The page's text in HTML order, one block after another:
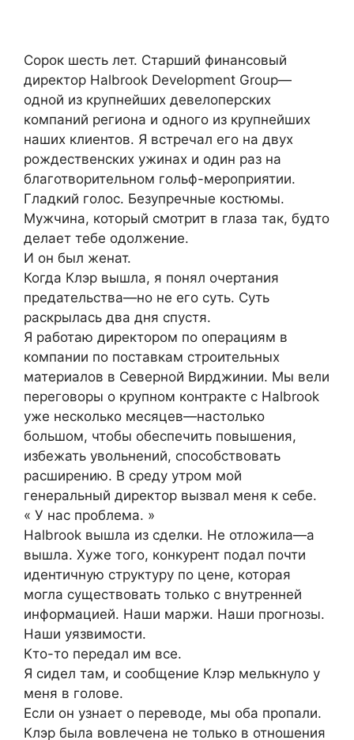
Сорок шесть лет. Старший финансовый
директор Halbrook Development Group—
одной из крупнейших девелоперских
компаний региона и одного из крупнейших
наших клиентов. Я встречал его на двух
рождественских ужинах и один раз на
благотворительном гольф-мероприятии.
Гладкий голос. Безупречные костюмы.
Мужчина, который смотрит в глаза так, будто
делает тебе одолжение.
И он был женат.
Когда Клэр вышла, я понял очертания
предательства—но не его суть. Суть
раскрылась два дня спустя.
Я работаю директором по операциям в
компании по поставкам строительных
материалов в Северной Вирджинии. Мы вели
переговоры о крупном контракте с Halbrook
уже несколько месяцев—настолько
большом, чтобы обеспечить повышения,
избежать увольнений, способствовать
расширению. В среду утром мой
генеральный директор вызвал меня к себе.
« У нас проблема. »
Halbrook вышла из сделки. Не отложила—а
вышла. Хуже того, конкурент подал почти
идентичную структуру по цене, которая
могла существовать только с внутренней
информацией. Наши маржи. Наши прогнозы.
Наши уязвимости.
Кто-то передал им все.
Я сидел там, и сообщение Клэр мелькнуло у
меня в голове.
Если он узнает о переводе, мы оба пропали.
Клэр была вовлечена не только в отношения